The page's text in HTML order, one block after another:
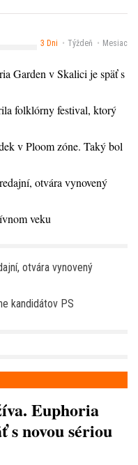
3 Dni Týždeň Mesiac
Garden v Skalici je späť s
folklórny festival, ktorý
v Ploom zóne. Taký bol
otvára vynovený
veku
otvára vynovený
kandidátov PS
Euphoria
s novou sériou